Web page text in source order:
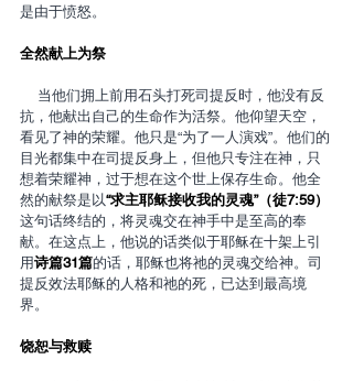
是由于愤怒。
全然献上为祭
抗，他献出自己的生命作为活祭。他仰望天空，
看见了神的荣耀。他只是“为了一人演戏”。他们的
目光都集中在司提反身上，但他只专注在神，只
想着荣耀神，过于想在这个世上保存生命。他全
然的献祭是以“求主耶稣接收我的灵魂”（徒7:59）
这句话终结的，将灵魂交在神手中是至高的奉
献。在这点上，他说的话类似于耶稣在十架上引
用诗篇31篇的话，耶稣也将祂的灵魂交给神。司
提反效法耶稣的人格和祂的死，已达到最高境
界。
饶恕与救赎